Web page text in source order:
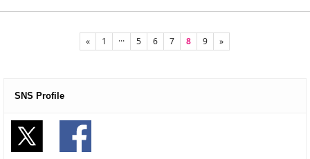
« 1 ··· 5 6 7 8 9 »
SNS Profile